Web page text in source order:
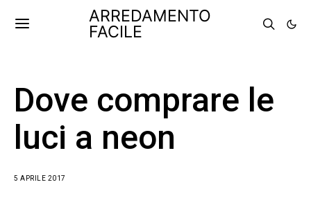
ARREDAMENTO
FACILE
Dove comprare le
luci a neon
5 APRILE 2017